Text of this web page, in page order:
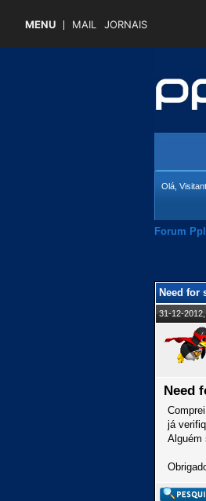
MENU MAIL JORNAIS
Olá,
Forum
Need for
31-12-
Need
já
Alguém